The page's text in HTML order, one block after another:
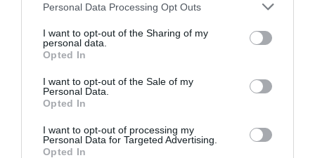
Personal Data Processing Opt Outs
I want to opt-out of the Sharing of my
personal data.
Opted In
I want to opt-out of the Sale of my
Personal Data.
Opted In
I want to opt-out of processing my
Personal Data for Targeted Advertising.
Opted In